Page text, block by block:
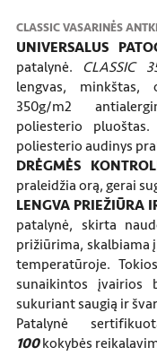
CLASSIC VASARINĖS
UNIVERSALUS
patalynė. CLASSIC
lengvas, minkštas,
350g/m2
poliesterio
poliesterio audinys
DRĖGMĖS
praleidžia orą, gerai
LENGVA PRIEŽIŪRA
patalynė, skirta
prižiūrima, skalbiama
temperatūroje.
sunaikintos įvairios
sukuriant saugią ir
Patalynė
100kokybės